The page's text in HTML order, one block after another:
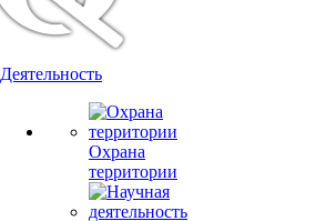
Деятельность
Охрана
территории